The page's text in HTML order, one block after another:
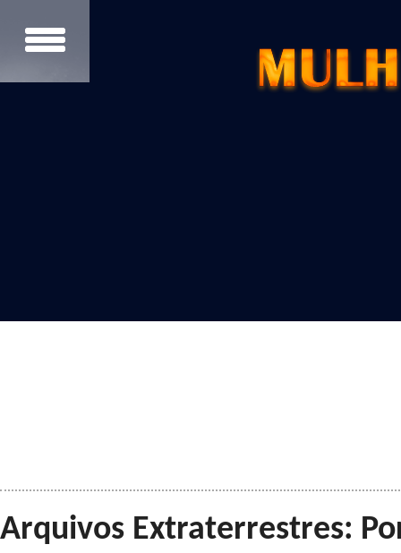
Arquivos Extraterrestres: